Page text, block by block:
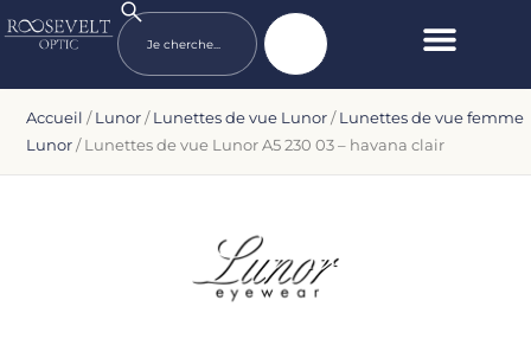
Accueil /Lunor/Lunettes de vue Lunor/Lunettes de vue femme
Lunor/ Lunettes de vue Lunor A5 230 03 – havana clair